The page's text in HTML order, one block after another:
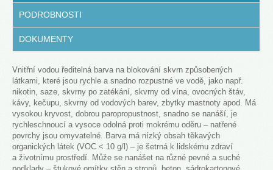
PODROBNOSTI
DOKUMENTY
Vnitřní vodou ředitelná barva na blokování skvrn způsobených
látkami, které jsou rychle a snadno rozpustné ve vodě, jako např.
nikotin, saze, skvrny po zatékání, skvrny od vína, ovocných štáv,
kávy, kečupu, skvrny od vodových barev, zbytky mastnoty apod. Má
vysokou kryvost, dobrou paropropustnost, snadno se nanáší, je
rychleschnoucí a vysoce odolná proti mokrému oděru – natřené
povrchy jsou omyvatelné. Barva má nízký obsah těkavých
organických látek (VOC < 10 g/l) – je šetrná k lidskému zdraví
a životnímu prostředí. Může se nanášet na různé pevné a suché